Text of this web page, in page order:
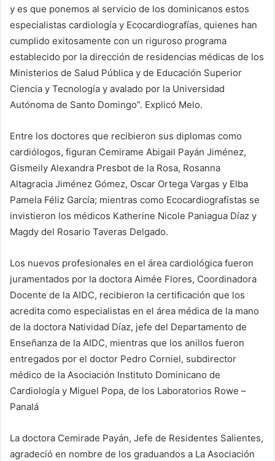
y es que ponemos al servicio de los dominicanos estos
especialistas cardiología y Ecocardiografías, quienes han
cumplido exitosamente con un riguroso programa
establecido por la dirección de residencias médicas de los
Ministerios de Salud Pública y de Educación Superior
Ciencia y Tecnología y avalado por la Universidad
Autónoma de Santo Domingo”. Explicó Melo.
Entre los doctores que recibieron sus diplomas como
cardiólogos, figuran Cemirame Abigail Payán Jiménez,
Gismeily Alexandra Presbot de la Rosa, Rosanna
Altagracia Jiménez Gómez, Oscar Ortega Vargas y Elba
Pamela Féliz García; mientras como Ecocardiografístas se
invistieron los médicos Katherine Nicole Paniagua Díaz y
Magdy del Rosario Taveras Delgado.
Los nuevos profesionales en el área cardiológica fueron
juramentados por la doctora Aimée Flores, Coordinadora
Docente de la AIDC, recibieron la certificación que los
acredita como especialistas en el área médica de la mano
de la doctora Natividad Díaz, jefe del Departamento de
Enseñanza de la AIDC, mientras que los anillos fueron
entregados por el doctor Pedro Corniel, subdirector
médico de la Asociación Instituto Dominicano de
Cardiología y Miguel Popa, de los Laboratorios Rowe –
Panalá
La doctora Cemirade Payán, Jefe de Residentes Salientes,
agradeció en nombre de los graduandos a La Asociación